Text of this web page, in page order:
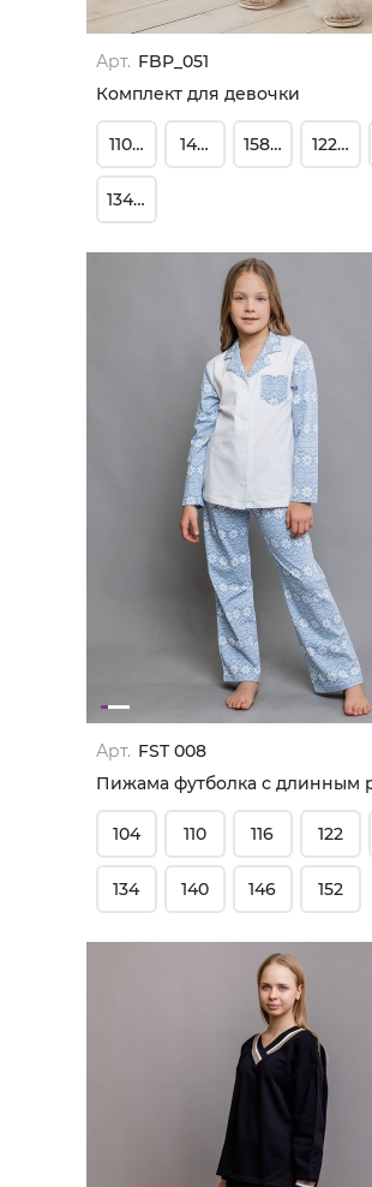
Арт. FBP_051
Комплект для девочки
110-116 146-152 158-164 122-128
134-140
Арт. FST 008
104 110 116 122
134 140 146 152